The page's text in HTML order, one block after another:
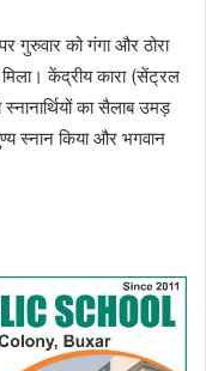
गुरुवार को गंगा और ठोरा
केंद्रीय कारा (सेंट्रल
का सैलाब उमड़
स्नान किया और भगवान